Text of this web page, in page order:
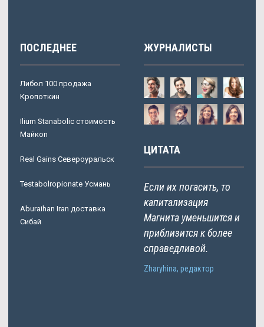
ПОСЛЕДНЕЕ
Либол 100 продажа
Кропоткин
Ilium Stanabolic стоимость
Майкоп
Real Gains Североуральск
Testabolropionate Усмань
Aburaihan Iran доставка
Сибай
ЖУРНАЛИСТЫ
ЦИТАТА
Если их погасить, то
капитализация
Магнита уменьшится и
приблизится к более
справедливой.
Zharyhina, редактор